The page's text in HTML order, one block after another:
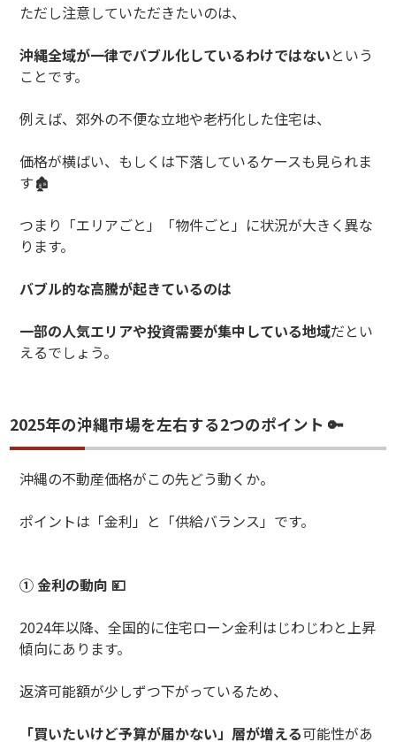
ただし注意していただきたいのは、
沖縄全域が一律でバブル化しているわけではないという
ことです。
例えば、郊外の不便な立地や老朽化した住宅は、
価格が横ばい、もしくは下落しているケースも見られま
す🏚️
つまり「エリアごと」「物件ごと」に状況が大きく異な
ります。
バブル的な高騰が起きているのは
一部の人気エリアや投資需要が集中している地域だとい
えるでしょう。
2025年の沖縄市場を左右する2つのポイント 🔑
沖縄の不動産価格がこの先どう動くか。
ポイントは「金利」と「供給バランス」です。
①金利の動向 💴
2024年以降、全国的に住宅ローン金利はじわじわと上昇
傾向にあります。
返済可能額が少しずつ下がっているため、
「買いたいけど予算が届かない」層が増える可能性があ